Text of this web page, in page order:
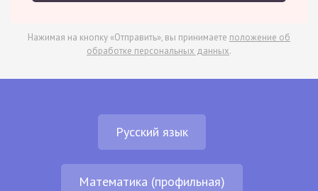
Нажимая на кнопку «Отправить», вы принимаете положение об
обработке персональных данных.
Русский язык
Математика (профильная)